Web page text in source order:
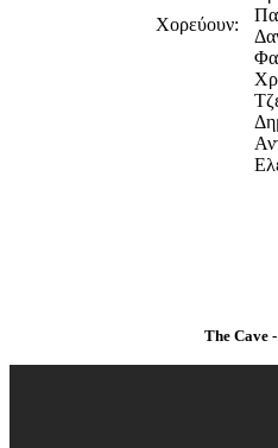
Χορεύουν:
The Cave